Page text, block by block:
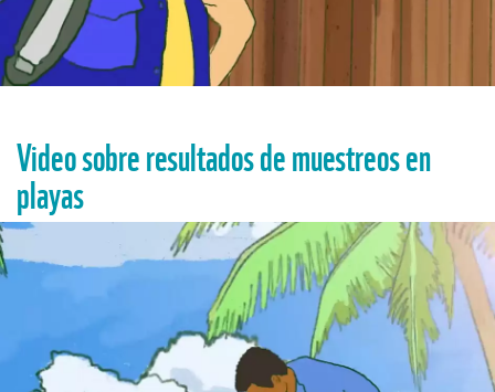
Video sobre resultados de muestreos en
playas